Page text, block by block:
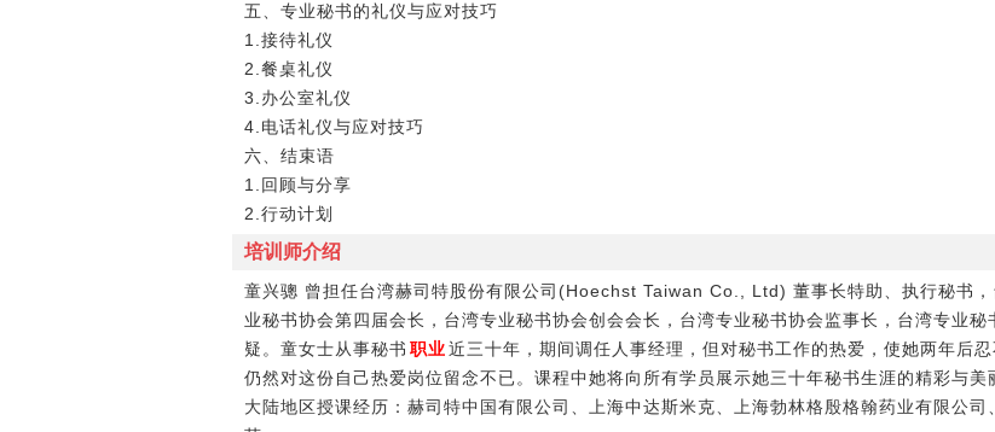
五、专业秘书的礼仪与应对技巧
1.接待礼仪
2.餐桌礼仪
3.办公室礼仪
4.电话礼仪与应对技巧
六、结束语
1.回顾与分享
2.行动计划
培训师介绍
童兴骢 曾担任台湾赫司特股份有限公司(Hoechst Taiwan Co., Ltd) 董事长特助、执行秘书
业秘书协会第四届会长，台湾专业秘书协会创会会长，台湾专业秘书协会监事长，台湾专业
疑。童女士从事秘书 职业近三十年，期间调任人事经理，但对秘书工作的热爱，使她两年后
仍然对这份自己热爱岗位留念不已。课程中她将向所有学员展示她三十年秘书生涯的精彩与
大陆地区授课经历：赫司特中国有限公司、上海中达斯米克、上海勃林格殷格翰药业有限公司